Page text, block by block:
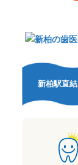
新柏駅直結